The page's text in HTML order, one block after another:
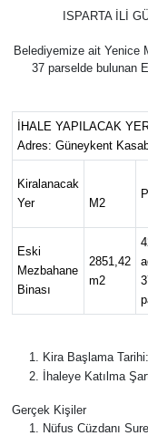
ISPARTA İLİ
Belediyemize ait Yenice
37 parselde bulunan
İHALE YAPILACAK
Adres: Güneykent
Kiralanacak
Yer
M2
Eski
Mezbahane
Binası
2851,42
m2
Kira Başlama
İhaleye Katılma
Gerçek Kişiler
Nüfus Cüzdanı
EĞİTİM
Güncel
HABERDE
KÜLTÜR
Oyun
POLİTİKA
Son Dakika